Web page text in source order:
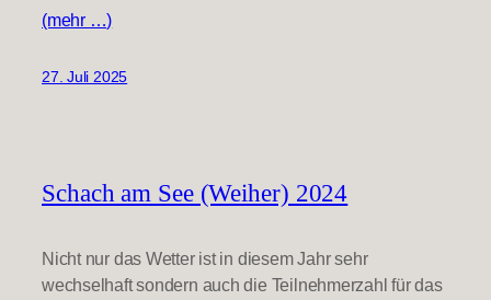
(mehr …)
27. Juli 2025
Schach am See (Weiher) 2024
Nicht nur das Wetter ist in diesem Jahr sehr
wechselhaft sondern auch die Teilnehmerzahl für das